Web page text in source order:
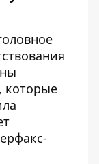
которые